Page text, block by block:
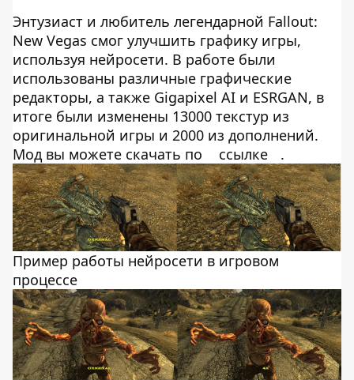
Энтузиаст и любитель легендарной Fallout:
New Vegas смог улучшить графику игры,
используя нейросети. В работе были
использованы различные графические
редакторы, а также Gigapixel AI и ESRGAN, в
итоге были изменены 13000 текстур из
оригинальной игры и 2000 из дополнений.
Мод вы можете скачать по
ссылке .
Пример работы нейросети в игровом
процессе